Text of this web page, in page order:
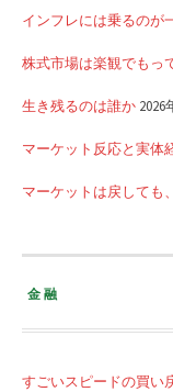
インフレには乗るのが
株式市場は楽観でもっ
生き残るのは誰か 2026
マーケット反応と実体
マーケットは戻しても
金融
すごいスピードの買い